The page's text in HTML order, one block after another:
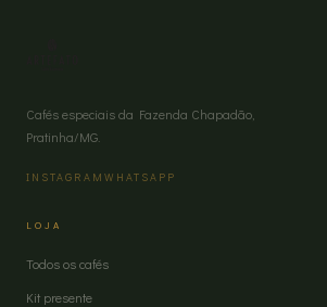
Cafés especiais da Fazenda Chapadão,
Pratinha/MG.
INSTAGRAM WHATSAPP
LOJA
Todos os cafés
Kit presente